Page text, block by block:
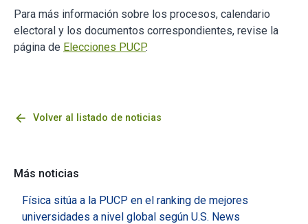
Para más información sobre los procesos, calendario
electoral y los documentos correspondientes, revise la
página de Elecciones PUCP.
arrow_back Volver al listado de noticias
Más noticias
Física sitúa a la PUCP en el ranking de mejores
universidades a nivel global según U.S. News